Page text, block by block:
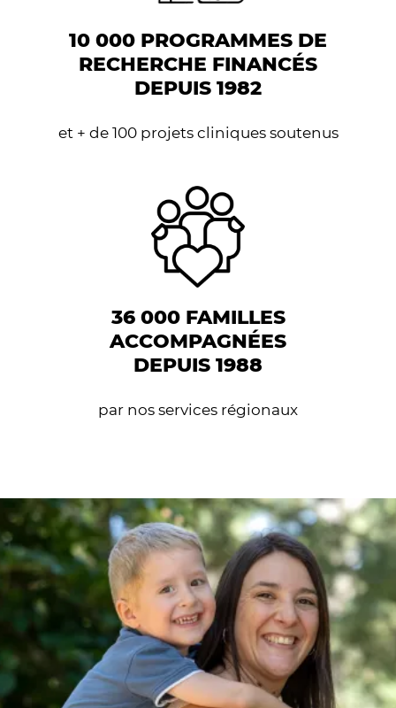
10 000 PROGRAMMES DE
RECHERCHE FINANCÉS
DEPUIS 1982
et + de 100 projets cliniques soutenus
36 000 FAMILLES
ACCOMPAGNÉES
DEPUIS 1988
par nos services régionaux